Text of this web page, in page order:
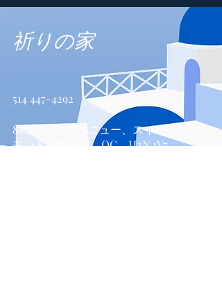
祈りの家
514 447-4292
8815パークアベニュー、スイート100
モントリオール、QC、H2N 1Y7